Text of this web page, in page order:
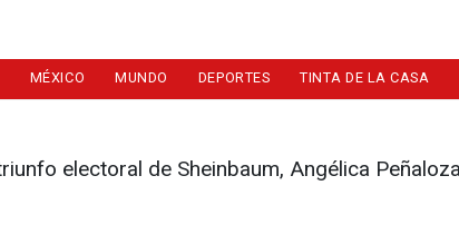
MÉXICO MUNDO DEPORTES TINTA DE LA CASA